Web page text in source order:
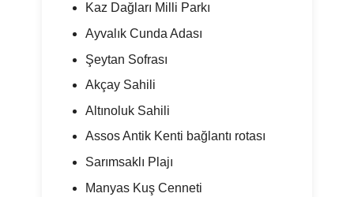
Kaz Dağları Milli Parkı
Ayvalık Cunda Adası
Şeytan Sofrası
Akçay Sahili
Altınoluk Sahili
Assos Antik Kenti bağlantı rotası
Sarımsaklı Plajı
Manyas Kuş Cenneti